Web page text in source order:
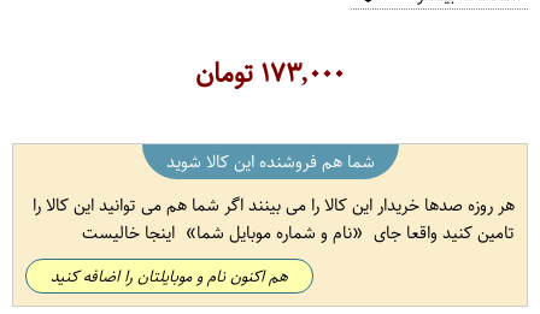
۱۷۳,۰۰۰تومان
شما هم فروشنده این کالا شوید
هر روزه صدها خریدار این کالا را می بینند اگر شما هم می توانید این کالا را
تامین کنید واقعا جای
نام و شماره موبایل شما اینجا خالیست
هم اکنون نام و موبایلتان را اضافه کنید